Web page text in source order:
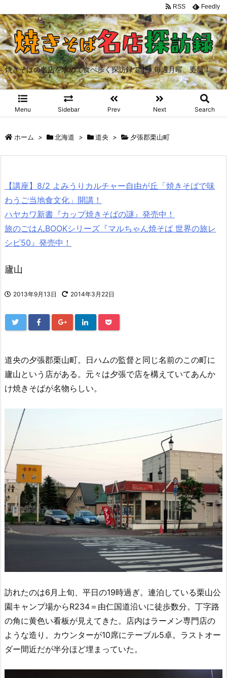
焼きそばの名店を求めて食べ歩く探訪録です。毎週月曜、更新！
Menu Sidebar Prev Next Search
RSS Feedly
ホーム > 北海道 > 道央 > 夕張郡栗山町
【講座】8/2 よみうりカルチャー自由が丘「焼きそばで味
わうご当地食文化」開講！
ハヤカワ新書『カップ焼きそばの謎』発売中！
旅のごはんBOOKシリーズ『マルちゃん焼そば 世界の旅レ
シピ50』発売中！
廬山
2013年9月13日 2014年3月22日
道央の夕張郡栗山町。日ハムの監督と同じ名前のこの町に
廬山という店がある。元々は夕張で店を構えていてあんか
け焼きそばが名物らしい。
訪れたのは6月上旬、平日の19時過ぎ。連泊している栗山公
園キャンプ場からR234＝由仁国道沿いに徒歩数分。丁字路
の角に黄色い看板が見えてきた。店内はラーメン専門店の
ような造り。カウンターが10席にテーブル5卓。ラストオー
ダー間近だが半分ほど埋まっていた。